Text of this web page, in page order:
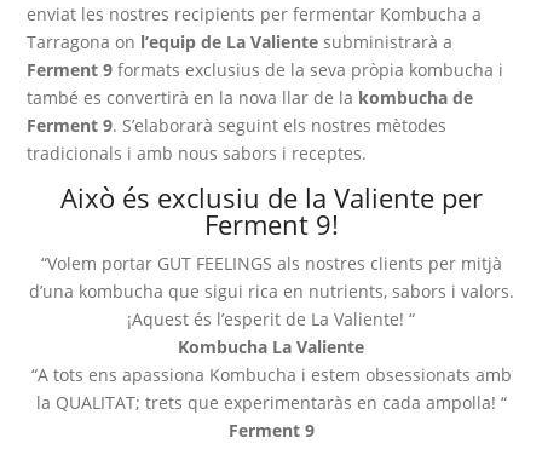
enviat les nostres recipients per fermentar Kombucha a
Tarragona on l’equip de La Valiente subministrarà a
Ferment 9 formats exclusius de la seva pròpia kombucha i
també es convertirà en la nova llar de la kombucha de
Ferment 9. S’elaborarà seguint els nostres mètodes
tradicionals i amb nous sabors i receptes.
Això és exclusiu de la Valiente per
Ferment 9!
“Volem portar GUT FEELINGS als nostres clients per mitjà
d’una kombucha que sigui rica en nutrients, sabors i valors.
¡Aquest és l’esperit de La Valiente! “
Kombucha La Valiente
“A tots ens apassiona Kombucha i estem obsessionats amb
la QUALITAT; trets que experimentaràs en cada ampolla! “
Ferment 9